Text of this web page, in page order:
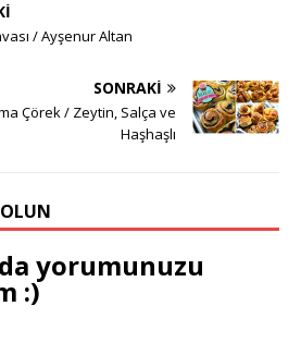
/ Ayşenur Altan
SONRAKI
Çörek / Zeytin, Salça ve
Haşhaşlı
yorumunuzu
:)